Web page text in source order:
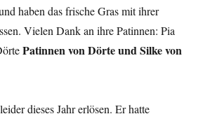
haben das frische Gras mit ihrer
Vielen Dank an ihre Patinnen: Pia
Patinnen von Dörte und Silke von
dieses Jahr erlösen. Er hatte